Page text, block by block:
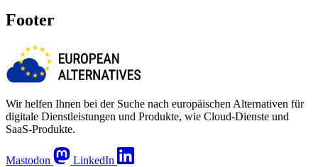
Footer
Wir helfen Ihnen bei der Suche nach europäischen Alternativen für
digitale Dienstleistungen und Produkte, wie Cloud-Dienste und
SaaS-Produkte.
Mastodon LinkedIn